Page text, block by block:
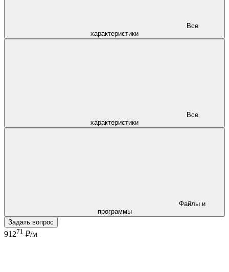
характеристики
характеристики
программы
Задать вопрос
91271 ₽/м